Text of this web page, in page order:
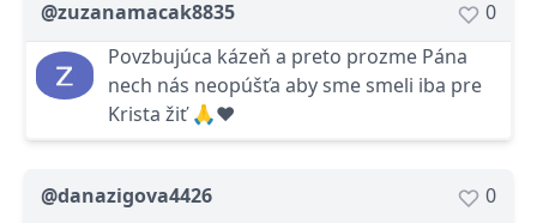
@zuzanamacak8835
0
Povzbujúca kázeň a preto prozme Pána
nech nás neopúšťa aby sme smeli iba pre
Krista žiť 🙏♥️
@danazigova4426
0